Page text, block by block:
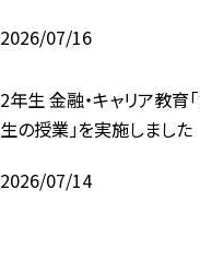
2026/07/16
2年生 金融・キャリア教育
生の授業」を実施しました
2026/07/14